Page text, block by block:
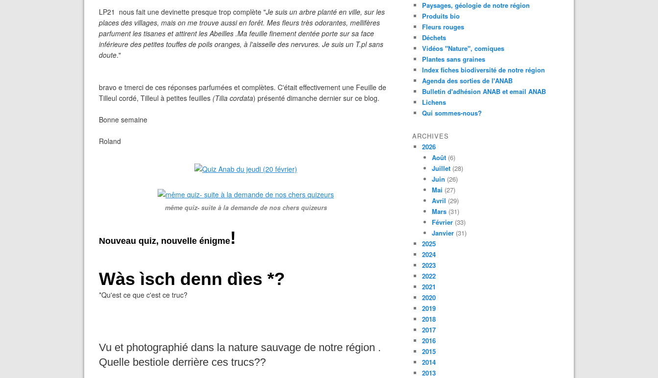
LP21 nous fait une devinette presque trop complète "Je suis un arbre planté en ville, sur les
places des villages, mais on me trouve aussi en forêt. Mes fleurs très odorantes, mellifères
parfument les tisanes et attirent les Abeilles .Ma feuille finement dentée porte sur sa face
inférieure des petites touffes de poils oranges, à l'aisselle des nervures. Je suis un T.pl sans
doute."
bravo e tmerci de ces réponses parfumées et complètes. C'était effectivement une Feuille de
Tilleul cordé, Tilleul à petites feuilles (Tilia cordata) présenté dimanche dernier sur ce blog.
Bonne semaine
Roland
même quiz- suite à la demande de nos chers quizeurs
Nouveau quiz, nouvelle énigme!
Wàs ìsch denn dìes *?
*Qu'est ce que c'est ce truc?
Vu et photographié dans lanature sauvage de notre région .
Quelle bestiole derrière ces trucs??
Paysages, géologie de notre région
Produits bio
Fleurs rouges
Déchets
Vidéos "Nature", comiques
Plantes sans graines
Index fiches biodiversité de notre région
Agenda des sorties de l'ANAB
Bulletin d'adhésion ANAB et email ANAB
Lichens
Qui sommes-nous?
ARCHIVES
2026
Août (6)
Juillet (28)
Juin (26)
Mai (27)
Avril (29)
Mars (31)
Février (33)
Janvier (31)
2025
2024
2023
2022
2021
2020
2019
2018
2017
2016
2015
2014
2013